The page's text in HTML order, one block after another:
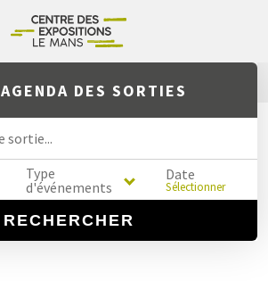
AGENDA DES SORTIES
Type
d'événements
Date
Sélectionner
RECHERCHER